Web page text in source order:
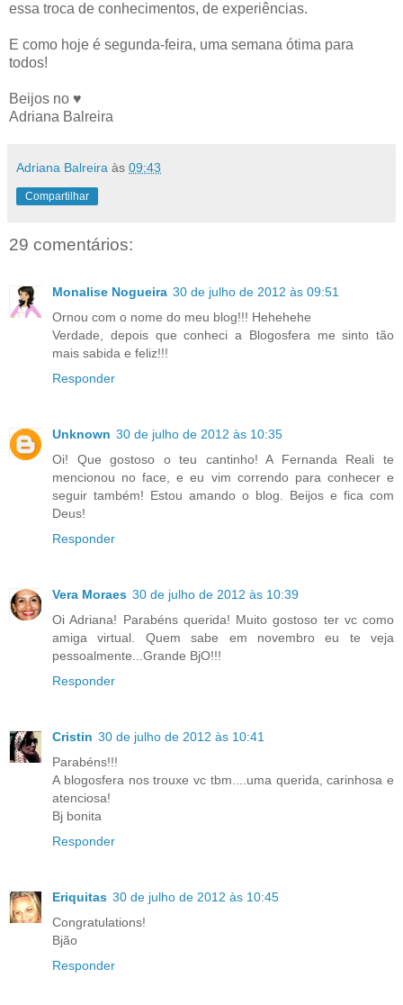
essa troca de conhecimentos, de experiências.
E como hoje é segunda-feira, uma semana ótima para
todos!
Beijos no ♥
Adriana Balreira
Adriana Balreira às 09:43
Compartilhar
29 comentários:
Monalise Nogueira 30 de julho de 2012 às 09:51
Ornou com o nome do meu blog!!! Hehehehe
Verdade, depois que conheci a Blogosfera me sinto tão
mais sabida e feliz!!!
Responder
Unknown 30 de julho de 2012 às 10:35
Oi! Que gostoso o teu cantinho! A Fernanda Reali te
mencionou no face, e eu vim correndo para conhecer e
seguir também! Estou amando o blog. Beijos e fica com
Deus!
Responder
Vera Moraes 30 de julho de 2012 às 10:39
Oi Adriana! Parabéns querida! Muito gostoso ter vc como
amiga virtual. Quem sabe em novembro eu te veja
pessoalmente...Grande BjO!!!
Responder
Cristin 30 de julho de 2012 às 10:41
Parabéns!!!
A blogosfera nos trouxe vc tbm....uma querida, carinhosa e
atenciosa!
Bj bonita
Responder
Eriquitas 30 de julho de 2012 às 10:45
Congratulations!
Bjão
Responder